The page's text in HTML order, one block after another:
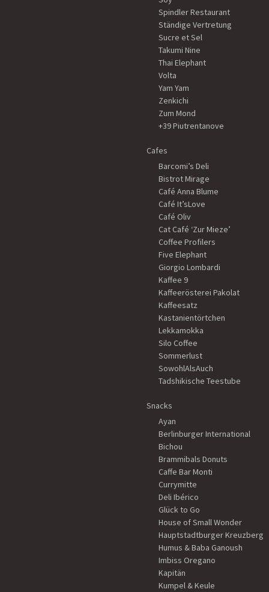
Spindler Restaurant
Ständige Vertretung
Sucre et Sel
Takumi Nine
Thai Elephant
Volta
Yam Yam
Zenkichi
Zum Mond
+39 Piutrentanove
Cafes
Barcomi’s Deli
Bistrot Mirage
Café Anna Blume
Café It’sLove
Café Oliv
Cat Café ‘Zur Mieze’
Coffee Profilers
Five Elephant
Giorgio Lombardi
Kaffee 9
Kaffeerösterei Pakolat
Kaffeesatz
Kastanientörtchen
Lekkamokka
Silo Coffee
Sommerlust
SowohlAlsAuch
Tadshikische Teestube
Snacks
Ayan
Berlinburger International
Bichou
Brammibals Donuts
Caffe Bar Monti
Currymitte
Deli Ibérico
Glück to Go
House of Small Wonder
Hauptstadtburger Kreuzberg
Humus & Baba Ganoush
Imbiss Oregano
Kapitän
Kumpel & Keule